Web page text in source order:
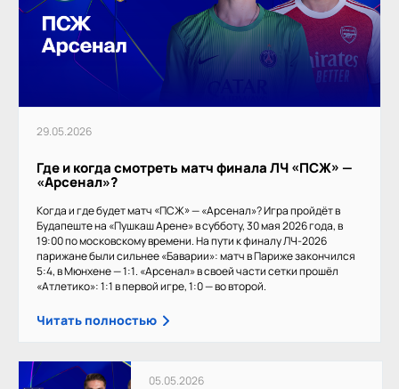
29.05.2026
Где и когда смотреть матч финала ЛЧ «ПСЖ» —
«Арсенал»?
Когда и где будет матч «ПСЖ» — «Арсенал»? Игра пройдёт в
Будапеште на «Пушкаш Арене» в субботу, 30 мая 2026 года, в
19:00 по московскому времени. На пути к финалу ЛЧ-2026
парижане были сильнее «Баварии»: матч в Париже закончился
5:4, в Мюнхене — 1:1. «Арсенал» в своей части сетки прошёл
«Атлетико»: 1:1 в первой игре, 1:0 — во второй.
Читать полностью
05.05.2026